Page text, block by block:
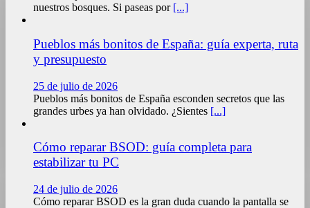
nuestros bosques. Si paseas por [...]
Pueblos más bonitos de España: guía experta, ruta
y presupuesto
25 de julio de 2026
Pueblos más bonitos de España esconden secretos que las
grandes urbes ya han olvidado. ¿Sientes [...]
Cómo reparar BSOD: guía completa para
estabilizar tu PC
24 de julio de 2026
Cómo reparar BSOD es la gran duda cuando la pantalla se